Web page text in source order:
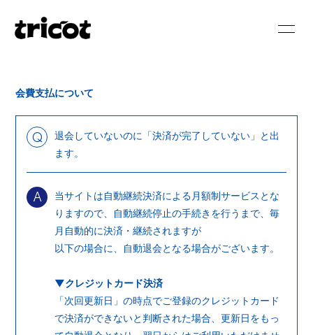
SCHEDULE
DISCOGRAPHY VIDEO
PHOTO RADIO
会員登録 ログイン
会費支払について
Q
退会していないのに「決済が完了していない」と出
ます。
A
当サイトは自動継続決済による月額制サービスとな
りますので、自動継続停止の手続きを行うまで、毎
月自動的に決済・継続されますが
以下の場合に、自動退会となる場合がございます。
▼クレジットカード決済
「次回更新日」の時点でご登録のクレジットカード
で決済ができないと判断された場合、更新日をもっ